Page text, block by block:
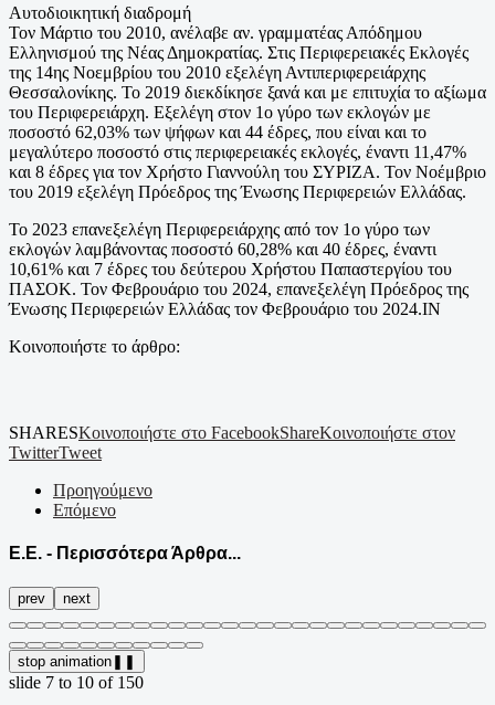
Αυτοδιοικητική διαδρομή
Τον Μάρτιο του 2010, ανέλαβε αν. γραμματέας Απόδημου
Ελληνισμού της Νέας Δημοκρατίας. Στις Περιφερειακές Εκλογές
της 14ης Νοεμβρίου του 2010 εξελέγη Αντιπεριφερειάρχης
Θεσσαλονίκης. Το 2019 διεκδίκησε ξανά και με επιτυχία το αξίωμα
του Περιφερειάρχη. Εξελέγη στον 1ο γύρο των εκλογών με
ποσοστό 62,03% των ψήφων και 44 έδρες, που είναι και το
μεγαλύτερο ποσοστό στις περιφερειακές εκλογές, έναντι 11,47%
και 8 έδρες για τον Χρήστο Γιαννούλη του ΣΥΡΙΖΑ. Τον Νοέμβριο
του 2019 εξελέγη Πρόεδρος της Ένωσης Περιφερειών Ελλάδας.
Το 2023 επανεξελέγη Περιφερειάρχης από τον 1ο γύρο των
εκλογών λαμβάνοντας ποσοστό 60,28% και 40 έδρες, έναντι
10,61% και 7 έδρες του δεύτερου Χρήστου Παπαστεργίου του
ΠΑΣΟΚ. Τον Φεβρουάριο του 2024, επανεξελέγη Πρόεδρος της
Ένωσης Περιφερειών Ελλάδας τον Φεβρουάριο του 2024.ΙΝ
Κοινοποιήστε το άρθρο:
SHARESΚοινοποιήστε στο FacebookShareΚοινοποιήστε στον
TwitterTweet
Προηγούμενο
Επόμενο
Ε.Ε. - Περισσότερα Άρθρα...
prev next
stop animation ❚❚
slide 7 to 10 of 150